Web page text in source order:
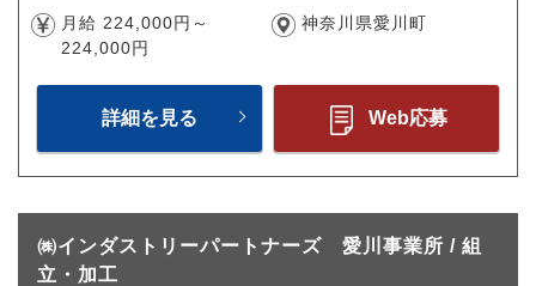
月給 224,000円～
224,000円
神奈川県愛川町
詳細を見る Web応募
㈱インダストリーパートナーズ 愛川事業所 / 組
立・加工